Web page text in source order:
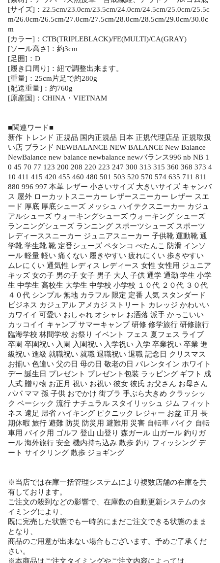
[サイズ]：22.5cm/23.0cm/23.5cm/24.0cm/24.5cm/25.0cm/25.5c
m/26.0cm/26.5cm/27.0cm/27.5cm/28.0cm/28.5cm/29.0cm/30.0c
m
[カラー]：CTB(TRIPLEBLACK)/FE(MULTI)/CA(GRAY)
[ソール高さ]：約3cm
[足囲]：D
[履き口周り]：紐で調整出来ます。
[重量]：25cm片足で約280g
[配送重量]：約760g
[原産国]：CHINA・VIETNAM
■関連ワード■
新作 トレンド 正規品 国内正規品 日本 正規代理店品 正規取扱
い店 ブランド NEWBALANCE NEW BALANCE New Balance
NewBalance new balance newbalance newバランス996 nb NB 1
0 45 70 77 123 200 208 220 223 247 300 313 315 360 368 373 4
10 411 415 420 455 460 480 501 503 520 570 574 635 711 811
880 996 997 本革 レザー 小さいサイズ 大きいサイズ キャンバ
ス 屋外 ローカットスニーカー レザースニーカー レザー スエ
ード 厚底 厚底シューズ メッシュ ハイテクスニーカー カジュ
アルシューズ ウォーキングシューズ ウォーキング シューズ
ランニングシューズ ランニング スポーツシューズ スポーツ
レディーススニーカー ジュニアスニーカー 子供靴 運動靴 通
学靴 学生靴 靴 定番シューズ ペタンコ ぺたんこ 防滑 インソ
ール 軽量 軽い 痛くない 履きやすい 疲れにくい 歩きやすい
ムレにくい 通気性 レディス レディース 女性 女性用 ジュニア
キッズ 女の子 男の子 女子 男子 大人 子供 通学 通勤 学生 小学
生 中学生 高校生 大学生 中学校 小学校 １０代 ２０代 ３０代
４０代 シンプル 無地 カラフル 限定 定番 人気 スタンダード
ビジネス カジュアル アメカジ ストリート カレッジ かわいい
カワイイ 可愛い おしゃれ オシャレ お洒落 派手 かっこいい
カッコイイ キャンプ サマーキャンプ 研修 修学旅行 研修旅行
臨海学校 林間学校 お祭り イベント フェス 夏フェス ライブ
卒園 卒園祝い 入園 入園祝い 入学祝い 入学 卒業祝い 卒業 進
級祝い 進級 就職祝い 就職 退職祝い 退職 記念日 クリスマス
お揃い 色違い 父の日 母の日 敬老の日 バレンタイン ホワイト
デー 誕生日 プレゼント プレゼント包装 ラッピング ギフト 成
人式 贈り物 お正月 祝い お祝い 彼女 彼氏 お父さん お母さん
パパ ママ 孫 子供 おでかけ 街ブラ 手ぶら大きめ クラッシッ
ク ベーシック 流行 ナチュラル スタイリッシュ ジム フィット
ネス 遠足 帰省 ハイキング ピクニック レジャー お盆 正月 長
期休暇 旅行 避難 防災 防災用 避難用 災害 自転車 バイク 自転
車用 バイク用 ゴルフ 登山 山登り 森ガール 山ガール 釣りガ
ール 海外旅行 安全 機内持ち込み 散歩 釣り フィッシング デ
ート サイクリング 散歩 ジョギング
※当店では在庫一括管理システムにより複数店舗の在庫を共
有しております。
ご注文の殺到などの影響で、在庫数の自動更新システムのタ
イミングにより、
既に完売した状態でも一時的にまだご注文できる状態のまま
となり、
商品のご用意が出来ない場合もございます。予めご了承くだ
さい。
※本商品はご注文タイミングやご注文内容によっては、